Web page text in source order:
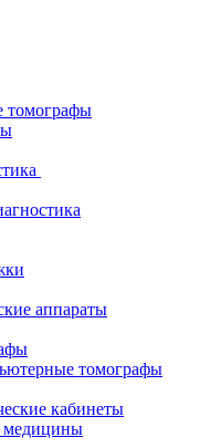
томографы
аппараты
томографы
кабинеты
медицины